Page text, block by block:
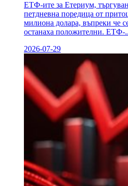
ЕТФ-ите за Етериум,
петдневна поредица от
милиона долара, въпреки че
останаха положителни. ЕТФ-..
2026-07-29